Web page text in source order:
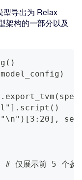
型导出为 Relax
架构的一部分以及
展示前 5 个参数